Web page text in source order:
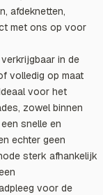
afdeknetten,
met ons op voor
in de
volledig op maat
voor het
zowel binnen
snelle en
echter geen
sterk afhankelijk
voor de